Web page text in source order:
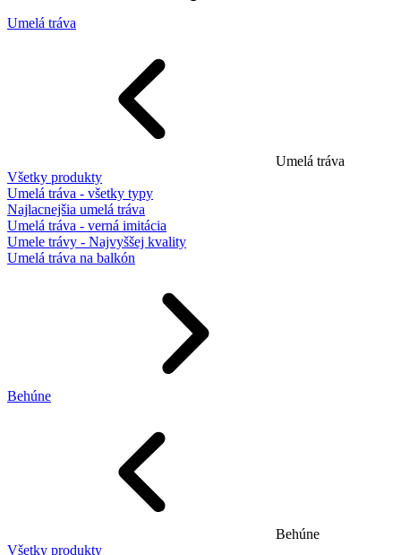
Umelá tráva
Umelá tráva
Všetky produkty
Umelá tráva - všetky typy
Najlacnejšia umelá tráva
Umelá tráva - verná imitácia
Umele trávy - Najvyššej kvality
Umelá tráva na balkón
Behúne
Behúne
Všetky produkty